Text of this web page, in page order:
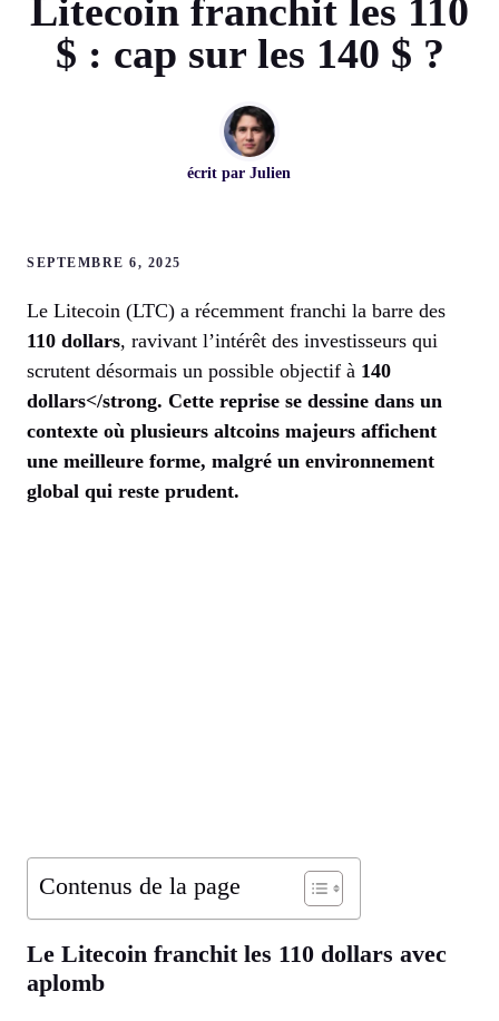
Litecoin franchit les 110
$ : cap sur les 140 $ ?
écrit par Julien
SEPTEMBRE 6, 2025
Le Litecoin (LTC) a récemment franchi la barre des
110 dollars, ravivant l’intérêt des investisseurs qui
scrutent désormais un possible objectif à 140
dollars</strong. Cette reprise se dessine dans un
contexte où plusieurs altcoins majeurs affichent
une meilleure forme, malgré un environnement
global qui reste prudent.
Contenus de la page
Le Litecoin franchit les 110 dollars avec
aplomb